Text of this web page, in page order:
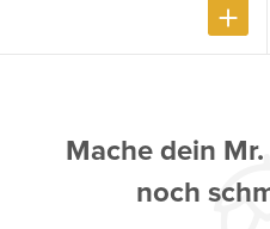
Mache dein
noch